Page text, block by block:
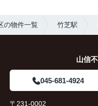
の物件一覧 竹芝駅
山信
045-681-4924
〒231-0002